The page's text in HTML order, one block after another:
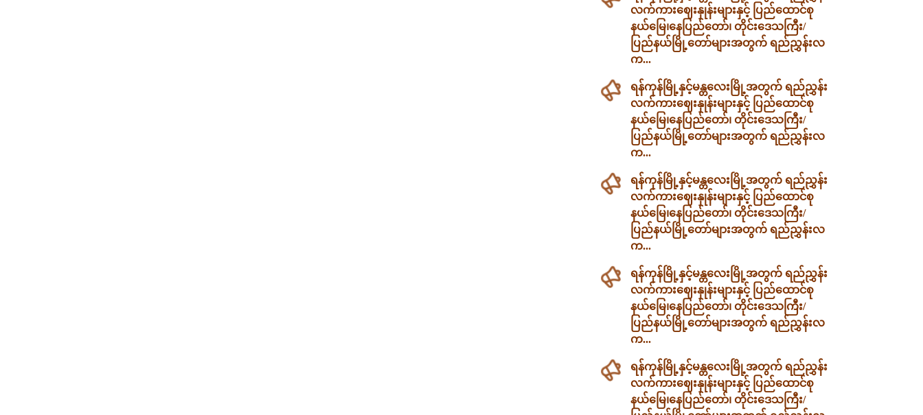
လက်ကားဈေးနှုန်းများနှင့် ပြည်ထောင်စု
နယ်မြေ၊နေပြည်တော်၊ တိုင်းဒေသကြီး/
ပြည်နယ်မြို့တော်များအတွက် ရည်ညွှန်းလ
က...
ရန်ကုန်မြို့နှင့်မန္တလေးမြို့အတွက် ရည်ညွှန်း
လက်ကားဈေးနှုန်းများနှင့် ပြည်ထောင်စု
နယ်မြေ၊နေပြည်တော်၊ တိုင်းဒေသကြီး/
ပြည်နယ်မြို့တော်များအတွက် ရည်ညွှန်းလ
က...
ရန်ကုန်မြို့နှင့်မန္တလေးမြို့အတွက် ရည်ညွှန်း
လက်ကားဈေးနှုန်းများနှင့် ပြည်ထောင်စု
နယ်မြေ၊နေပြည်တော်၊ တိုင်းဒေသကြီး/
ပြည်နယ်မြို့တော်များအတွက် ရည်ညွှန်းလ
က...
ရန်ကုန်မြို့နှင့်မန္တလေးမြို့အတွက် ရည်ညွှန်း
လက်ကားဈေးနှုန်းများနှင့် ပြည်ထောင်စု
နယ်မြေ၊နေပြည်တော်၊ တိုင်းဒေသကြီး/
ပြည်နယ်မြို့တော်များအတွက် ရည်ညွှန်းလ
က...
ရန်ကုန်မြို့နှင့်မန္တလေးမြို့အတွက် ရည်ညွှန်း
လက်ကားဈေးနှုန်းများနှင့် ပြည်ထောင်စု
နယ်မြေ၊နေပြည်တော်၊ တိုင်းဒေသကြီး/